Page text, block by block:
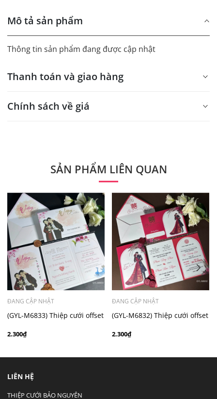
Mô tả sản phẩm
Thông tin sản phẩm đang được cập nhật
Thanh toán và giao hàng
Chính sách về giá
Quý khách vui lòng liên hệ để có thông tin chính xác.
- Mẫu dưới 3000 giá chưa bao gồm bản đồ, quý khách
có nhu cầu in bản đồ sẽ có mức phí 300 - 500 đồng 1
thiệp tuỳ chất liệu.
SẢN PHẨM LIÊN QUAN
ĐANG CẬP NHẬT
(GYL-M6833) Thiệp cưới offset
2.300₫
ĐANG CẬP NHẬT
(GYL-M6832) Thiệp cưới offset
2.300₫
LIÊN HỆ
THIỆP CƯỚI BẢO NGUYÊN